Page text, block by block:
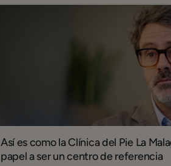
Así es como la Clínica del Pie La
papel a ser un centro de referencia